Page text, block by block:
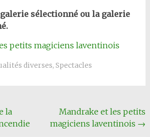
sélectionné ou la galerie
petits magiciens laventinois
diverses, Spectacles
la
Mandrake et les petits
magiciens laventinois →